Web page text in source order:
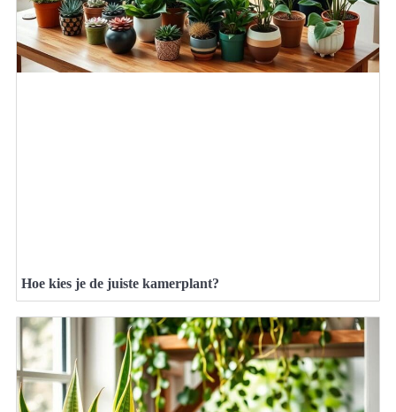
Hoe kies je de juiste kamerplant?